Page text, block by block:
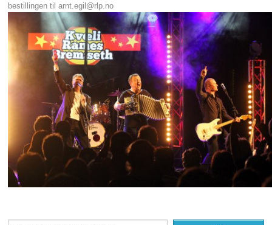
bestillingen til arnt.egil@rlp.no